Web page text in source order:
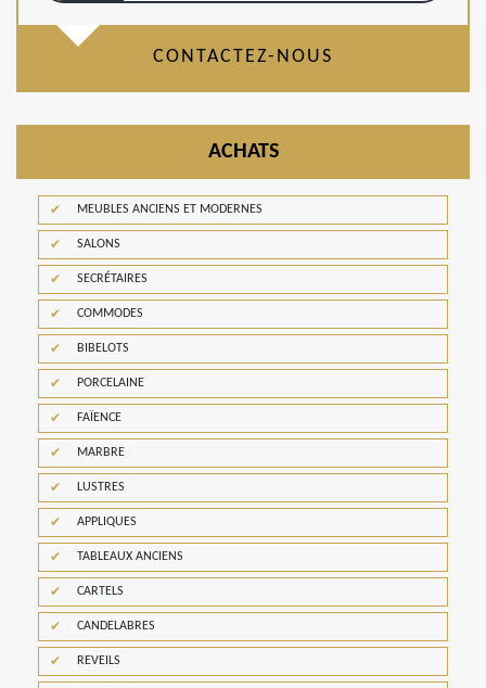
CONTACTEZ-NOUS
ACHATS
MEUBLES ANCIENS ET MODERNES
SALONS
SECRÉTAIRES
COMMODES
BIBELOTS
PORCELAINE
FAÏENCE
MARBRE
LUSTRES
APPLIQUES
TABLEAUX ANCIENS
CARTELS
CANDELABRES
REVEILS